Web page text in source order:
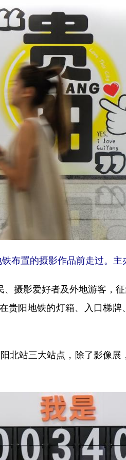
布置的摄影作品前走过。主
影爱好者及外地游客，
阳地铁的灯箱、入口梯牌
站三大站点，除了影像展